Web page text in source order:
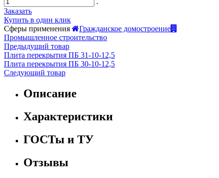
Заказать
Купить в один клик
Сферы применения
Гражданское домостроение
Промышленное строительство
Предыдущий товар
Плита перекрытия ПБ 31-10-12,5
Плита перекрытия ПБ 30-10-12,5
Следующий товар
Описание
Характеристики
ГОСТы и ТУ
Отзывы